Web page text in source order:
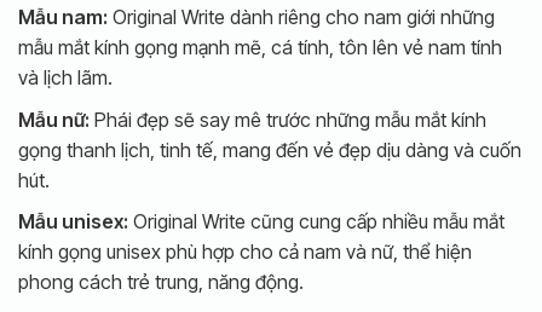
Mẫu nam: Original Write dành riêng cho nam giới những
mẫu mắt kính gọng mạnh mẽ, cá tính, tôn lên vẻ nam tính
và lịch lãm.
Mẫu nữ: Phái đẹp sẽ say mê trước những mẫu mắt kính
gọng thanh lịch, tinh tế, mang đến vẻ đẹp dịu dàng và cuốn
hút.
Mẫu unisex: Original Write cũng cung cấp nhiều mẫu mắt
kính gọng unisex phù hợp cho cả nam và nữ, thể hiện
phong cách trẻ trung, năng động.